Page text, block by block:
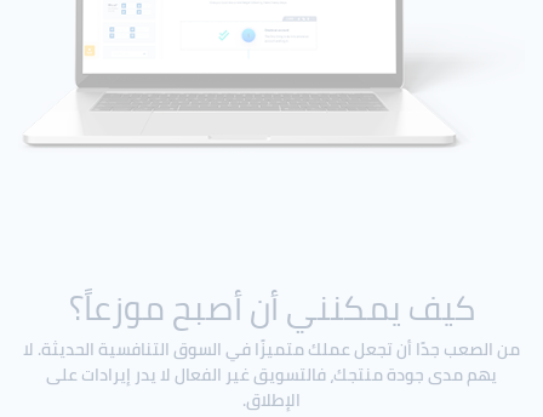
كيف يمكنني أن أصبح موزعاً؟
من الصعب جدًا أن تجعل عملك متميزًا في السوق التنافسية الحديثة. لا
يهم مدى جودة منتجك، فالتسويق غير الفعال لا يدر إيرادات على
الإطلاق.